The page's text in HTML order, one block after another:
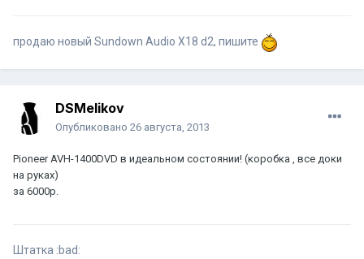
продаю новый Sundown Audio X18 d2, пишите
DSMelikov
Опубликовано 26 августа, 2013
Pioneer AVH-1400DVD в идеальном состоянии! (коробка , все доки
на руках)
за 6000р.
Штатка :bad: